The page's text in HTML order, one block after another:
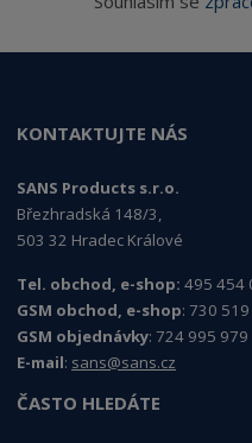
KONTAKTUJTE NÁS
SANS Products s.r.o.
Březhradská 148/3,
503 32 Hradec Králové
Tel. obchod, e-shop: 495 454
GSM obchod, e-shop: 730
GSM objednávky: 724 995 979
E-mail: sans@sans.cz
ČASTO HLEDÁTE